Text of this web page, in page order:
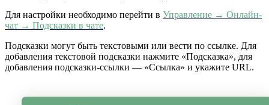
Для настройки необходимо перейти в Управление → Онлайн-
чат → Подсказки в чате.
Подсказки могут быть текстовыми или вести по ссылке. Для
добавления текстовой подсказки нажмите «Подсказка», для
добавления подсказки-ссылки — «Ссылка» и укажите URL.